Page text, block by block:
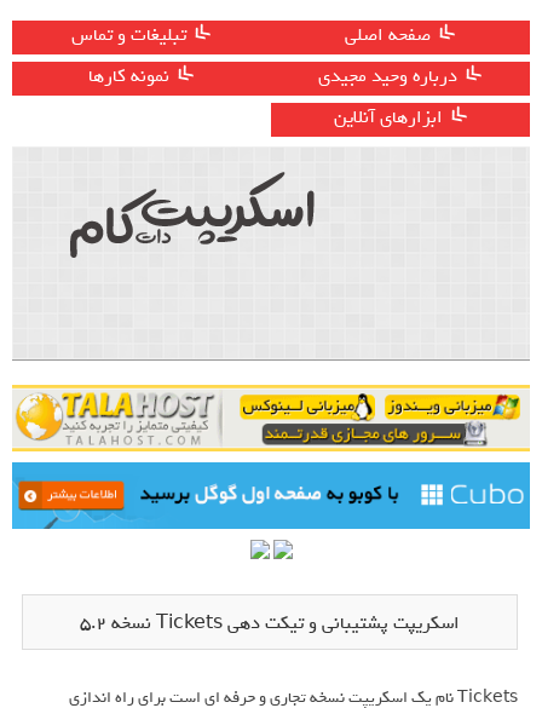
صفحه اصلی
تبلیغات و تماس
درباره وحید مجیدی
نمونه کارها
ابزارهای آنلاین
اسکریپت پشتیبانی و تیکت دهی Tickets نسخه 5.2
Tickets نام یک اسکریپت نسخه تجاری و حرفه ای است برای راه اندازی